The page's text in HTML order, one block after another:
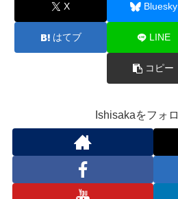
X Bluesky
はてブ LINE
コピー
Ishisakaをフォ